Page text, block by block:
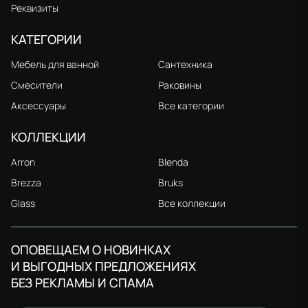
Реквизиты
КАТЕГОРИИ
Мебель для ванной
Сантехника
Смесители
Раковины
Аксессуары
Все категории
КОЛЛЕКЦИИ
Arron
Blenda
Brezza
Bruks
Glass
Все коллекции
ОПОВЕЩАЕМ О НОВИНКАХ
И ВЫГОДНЫХ ПРЕДЛОЖЕНИЯХ
БЕЗ РЕКЛАМЫ И СПАМА